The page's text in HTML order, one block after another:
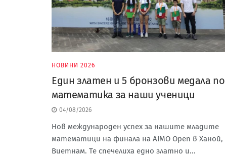
НОВИНИ 2026
Един златен и 5 бронзови медала по
математика за наши ученици
04/08/2026
Нов международен успех за нашите младите
математици на финала на AIMO Open в Ханой,
Виетнам. Те спечелиха едно златно и...